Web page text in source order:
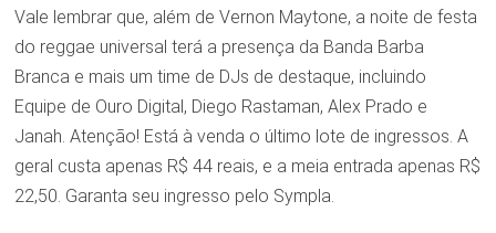
Vale lembrar que, além de Vernon Maytone, a noite de festa
do reggae universal terá a presença da Banda Barba
Branca e mais um time de DJs de destaque, incluindo
Equipe de Ouro Digital, Diego Rastaman, Alex Prado e
Janah. Atenção! Está à venda o último lote de ingressos. A
geral custa apenas R$ 44 reais, e a meia entrada apenas R$
22,50. Garanta seu ingresso pelo Sympla.